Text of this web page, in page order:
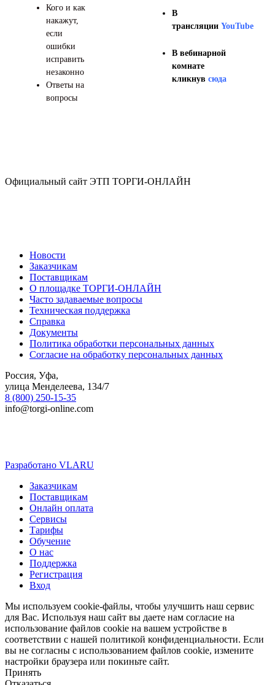
Кого и как
накажут,
если
ошибки
исправить
незаконно
Ответы на
вопросы
В
трансляцииYouTube
В вебинарной
комнате
кликнувсюда
Официальный сайт ЭТП ТОРГИ-ОНЛАЙН
Новости
Заказчикам
Поставщикам
О площадке ТОРГИ-ОНЛАЙН
Часто задаваемые вопросы
Техническая поддержка
Справка
Документы
Политика обработки персональных данных
Согласие на обработку персональных данных
Россия, Уфа,
улица Менделеева, 134/7
8 (800) 250-15-35
info@torgi-online.com
Разработано VLARU
Close
Menu
Заказчикам
Поставщикам
Онлайн оплата
Сервисы
Тарифы
Обучение
О нас
Поддержка
Регистрация
Вход
Мы используем cookie-файлы, чтобы улучшить наш сервис
для Вас. Используя наш сайт вы даете нам согласие на
использование файлов cookie на вашем устройстве в
соответствии с нашей политикой конфиденциальности. Если
вы не согласны с использованием файлов cookie, измените
настройки браузера или покиньте сайт.
Принять